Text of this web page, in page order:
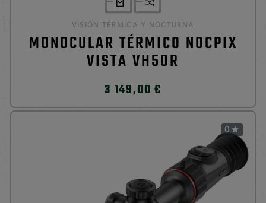
VISIÓN TÉRMICA Y NOCTURNA
MONOCULAR TÉRMICO NOCPIX
VISTA VH50R
3 149,00 €
0 